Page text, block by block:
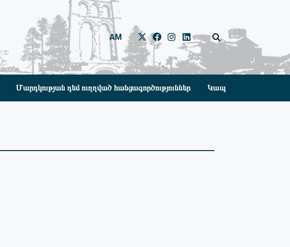
AM
Մարդկության դեմ ուղղված հանցագործություններ Կապ